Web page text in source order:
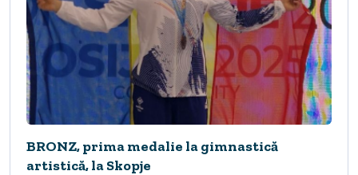
BRONZ, prima medalie la gimnastică
artistică, la Skopje